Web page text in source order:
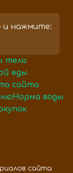
и нажмите:
тела
еды
сайта
Норма воды
сайта